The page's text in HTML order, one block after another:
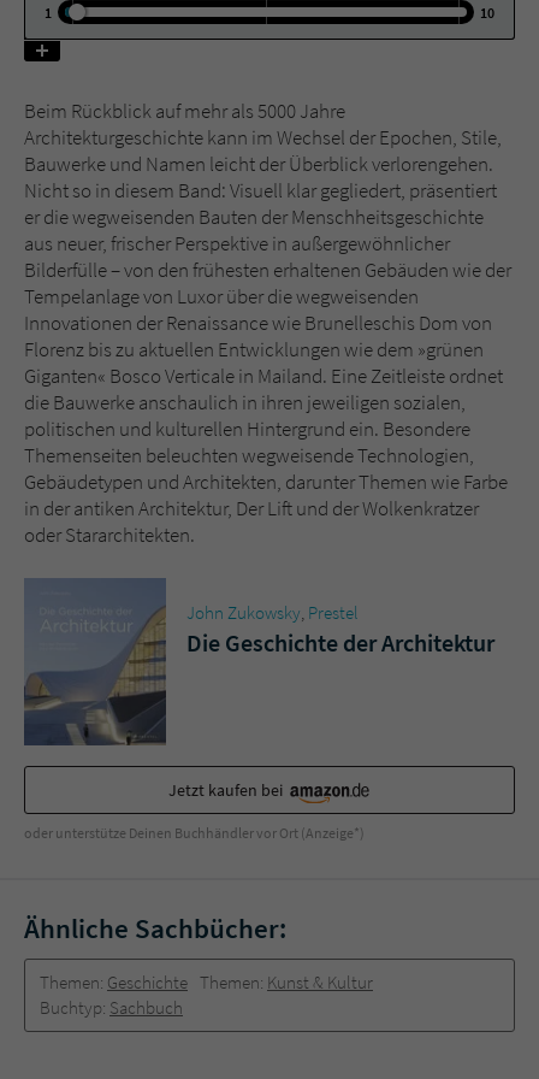
1
10
Beim Rückblick auf mehr als 5000 Jahre
Architekturgeschichte kann im Wechsel der Epochen, Stile,
Bauwerke und Namen leicht der Überblick verlorengehen.
Nicht so in diesem Band: Visuell klar gegliedert, präsentiert
er die wegweisenden Bauten der Menschheitsgeschichte
aus neuer, frischer Perspektive in außergewöhnlicher
Bilderfülle – von den frühesten erhaltenen Gebäuden wie der
Tempelanlage von Luxor über die wegweisenden
Innovationen der Renaissance wie Brunelleschis Dom von
Florenz bis zu aktuellen Entwicklungen wie dem »grünen
Giganten« Bosco Verticale in Mailand. Eine Zeitleiste ordnet
die Bauwerke anschaulich in ihren jeweiligen sozialen,
politischen und kulturellen Hintergrund ein. Besondere
Themenseiten beleuchten wegweisende Technologien,
Gebäudetypen und Architekten, darunter Themen wie Farbe
in der antiken Architektur, Der Lift und der Wolkenkratzer
oder Stararchitekten.
John Zukowsky, Prestel
Die Geschichte der Architektur
Jetzt kaufen bei
oder unterstütze Deinen Buchhändler vor Ort (Anzeige*)
Ähnliche Sachbücher:
Themen: Geschichte Themen: Kunst & Kultur
Buchtyp: Sachbuch
Name
Anbieter Literatur-Couch Medien GmbH & Co. KG
Laufzeit 1 Jahr
Zweck Cookie für Kommentare einzelner Buchtitel
Name fe_typo_user
Anbieter Literatur-Couch Medien GmbH & Co. KG
Laufzeit Session
Zweck
Dieses Cookie gewährleistet die
Kommunikation der Webseite mit dem
Benutzer. Es wird benötigt um z. B. den
Sicherheitscode des Kontaktformulars zu